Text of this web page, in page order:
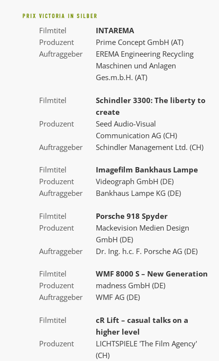
PRIX VICTORIA IN SILBER
Filmtitel
INTAREMA
Produzent
Prime Concept GmbH (AT)
Auftraggeber
EREMA Engineering Recycling
Maschinen und Anlagen
Ges.m.b.H. (AT)
Filmtitel
Schindler 3300: The liberty to
create
Produzent
Seed Audio-Visual
Communication AG (CH)
Auftraggeber
Schindler Management Ltd. (CH)
Filmtitel
Imagefilm Bankhaus Lampe
Produzent
Videograph GmbH (DE)
Auftraggeber
Bankhaus Lampe KG (DE)
Filmtitel
Porsche 918 Spyder
Produzent
Mackevision Medien Design
GmbH (DE)
Auftraggeber
Dr. Ing. h.c. F. Porsche AG (DE)
Filmtitel
WMF 8000 S – New Generation
Produzent
madness GmbH (DE)
Auftraggeber
WMF AG (DE)
Filmtitel
cR Lift – casual talks on a
higher level
Produzent
LICHTSPIELE 'The Film Agency'
(CH)